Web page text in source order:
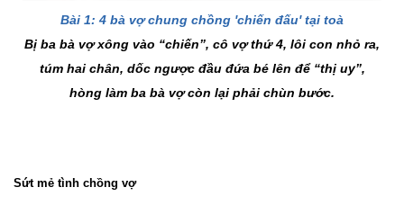
Bài 1: 4 bà vợ chung chồng 'chiến đấu' tại toà
Bị ba bà vợ xông vào “chiến”, cô vợ thứ 4, lôi con nhỏ ra,
túm hai chân, dốc ngược đầu đứa bé lên để “thị uy”,
hòng làm ba bà vợ còn lại phải chùn bước.
Sứt mẻ tình chồng vợ